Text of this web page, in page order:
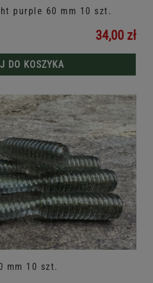
purple 60 mm 10 szt.
34,00 zł
DO KOSZYKA
mm 10 szt.